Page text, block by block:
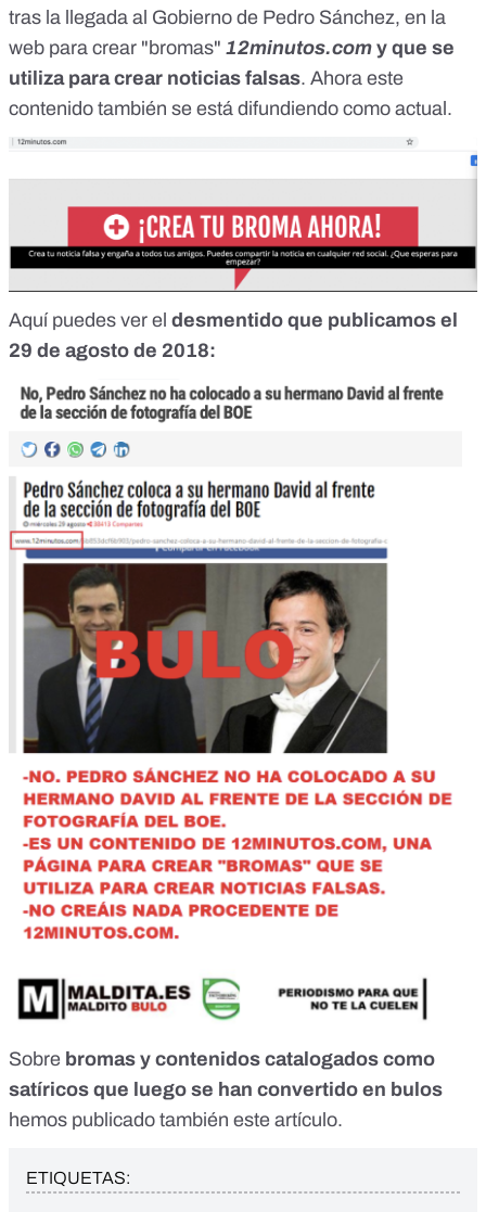
tras la llegada al Gobierno de Pedro Sánchez, en la
web para crear "bromas" 12minutos.com y que se
utiliza para crear noticias falsas. Ahora este
contenido también se está difundiendo como actual.
Aquí puedes ver el desmentido que publicamos el
29 de agosto de 2018:
Sobre bromas y contenidos catalogados como
satíricos que luego se han convertido en bulos
hemos publicado también este artículo.
ETIQUETAS: